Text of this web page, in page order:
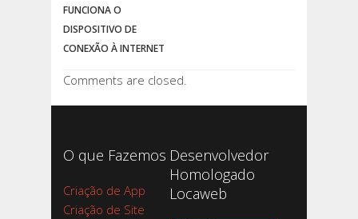
FUNCIONA O
DISPOSITIVO DE
CONEXÃO À INTERNET
Comments are closed.
O que Fazemos
Criação de App
Criação de Site
Desenvolvedor
Homologado
Locaweb